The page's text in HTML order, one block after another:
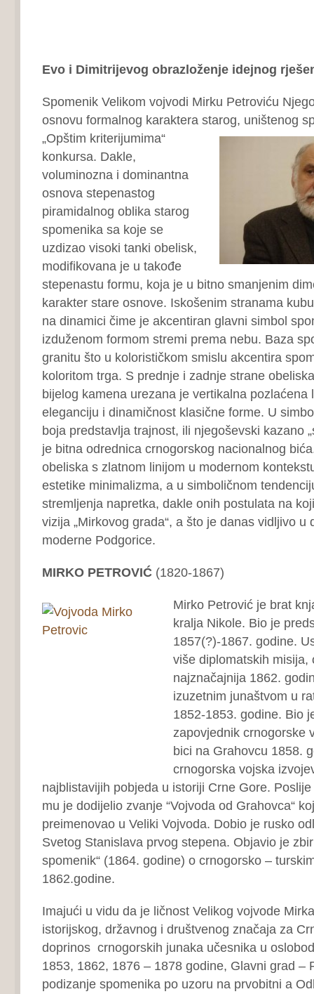
Evo i Dimitrijevog obrazloženje idejnog
Spomenik Velikom vojvodi Mirku Petroviću
osnovu formalnog karaktera starog, uništenog
„Opštim kriterijumima“
konkursa. Dakle,
voluminozna i dominantna
osnova stepenastog
piramidalnog oblika starog
spomenika sa koje se
uzdizao visoki tanki obelisk,
modifikovana je u takođe
stepenastu formu, koja je u bitno smanjenim
karakter stare osnove. Iskošenim stranama
na dinamici čime je akcentiran glavni simbol
izduženom formom stremi prema nebu. Baza
granitu što u kolorističkom smislu akcentira
koloritom trga. S prednje i zadnje strane
bijelog kamena urezana je vertikalna pozlaćena
eleganciju i dinamičnost klasične forme. U
boja predstavlja trajnost, ili njegoševski kazano
je bitna odrednica crnogorskog nacionalnog
obeliska s zlatnom linijom u modernom
estetike minimalizma, a u simboličnom
stremljenja napretka, dakle onih postulata na
vizija „Mirkovog grada“, a što je danas vidljivo u
moderne Podgorice.
MIRKO PETROVIĆ (1820-1867)
Mirko Petrović je brat
kralja Nikole. Bio je
1857(?)-1867. godine.
više diplomatskih misija,
najznačajnija 1862.
izuzetnim junaštvom u
1852-1853. godine. Bio
zapovjednik crnogorske
bici na Grahovcu 1858.
crnogorska vojska
najblistavijih pobjeda u istoriji Crne Gore.
mu je dodijelio zvanje “Vojvoda od Grahovca“
preimenovao u Veliki Vojvoda. Dobio je rusko
Svetog Stanislava prvog stepena. Objavio je
spomenik“ (1864. godine) o crnogorsko –
1862.godine.
Imajući u vidu da je ličnost Velikog vojvode
istorijskog, državnog i društvenog značaja za
doprinos crnogorskih junaka učesnika u
1853, 1862, 1876 – 1878 godine, Glavni grad –
podizanje spomenika po uzoru na prvobitni a